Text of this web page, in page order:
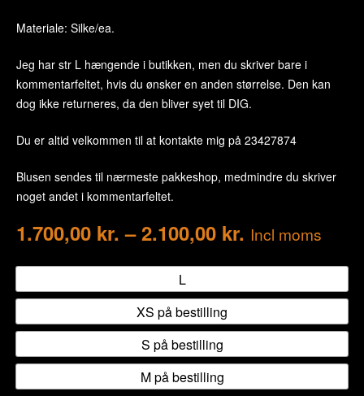
Materiale: Silke/ea.
Jeg har str L hængende i butikken, men du skriver bare i
kommentarfeltet, hvis du ønsker en anden størrelse. Den kan
dog ikke returneres, da den bliver syet til DIG.
Du er altid velkommen til at kontakte mig på 23427874
Blusen sendes til nærmeste pakkeshop, medmindre du skriver
noget andet i kommentarfeltet.
1.700,00 kr. – 2.100,00 kr. Incl moms
L
XS på bestilling
S på bestilling
M på bestilling